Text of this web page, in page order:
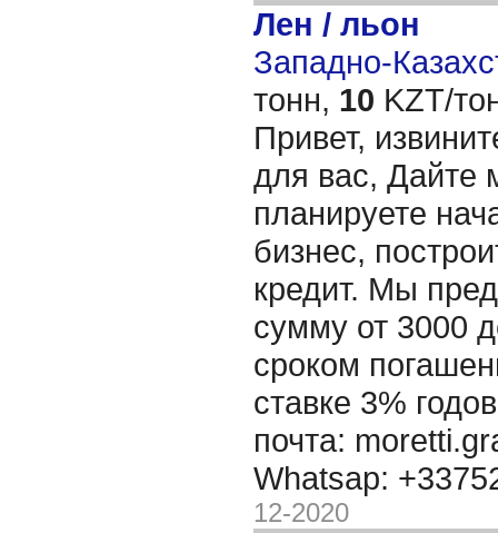
Лен / льон
Западно-
тонн, 10 KZT/
Привет,
для вас, Дайте
планируете
бизнес,
кредит. Мы
сумму от 3000
сроком
ставке 3%
почта:
Whatsap:
12-2020